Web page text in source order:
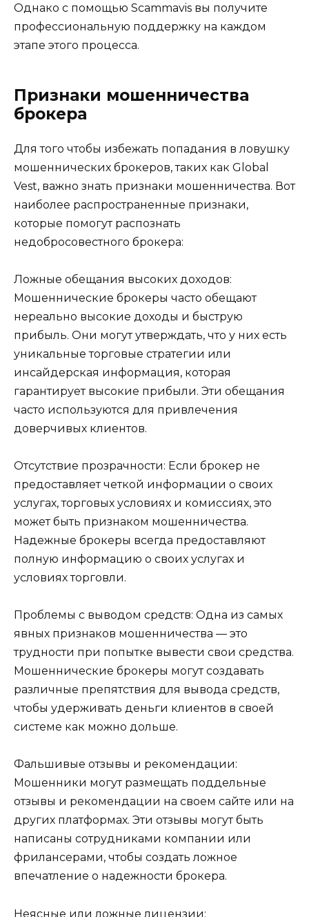
Однако с помощью Scammavis вы получите
профессиональную поддержку на каждом
этапе этого процесса.
Признаки мошенничества
брокера
Для того чтобы избежать попадания в ловушку
мошеннических брокеров, таких как Global
Vest, важно знать признаки мошенничества. Вот
наиболее распространенные признаки,
которые помогут распознать
недобросовестного брокера:
Ложные обещания высоких доходов:
Мошеннические брокеры часто обещают
нереально высокие доходы и быструю
прибыль. Они могут утверждать, что у них есть
уникальные торговые стратегии или
инсайдерская информация, которая
гарантирует высокие прибыли. Эти обещания
часто используются для привлечения
доверчивых клиентов.
Отсутствие прозрачности: Если брокер не
предоставляет четкой информации о своих
услугах, торговых условиях и комиссиях, это
может быть признаком мошенничества.
Надежные брокеры всегда предоставляют
полную информацию о своих услугах и
условиях торговли.
Проблемы с выводом средств: Одна из самых
явных признаков мошенничества — это
трудности при попытке вывести свои средства.
Мошеннические брокеры могут создавать
различные препятствия для вывода средств,
чтобы удерживать деньги клиентов в своей
системе как можно дольше.
Фальшивые отзывы и рекомендации:
Мошенники могут размещать поддельные
отзывы и рекомендации на своем сайте или на
других платформах. Эти отзывы могут быть
написаны сотрудниками компании или
фрилансерами, чтобы создать ложное
впечатление о надежности брокера.
Неясные или ложные лицензии: